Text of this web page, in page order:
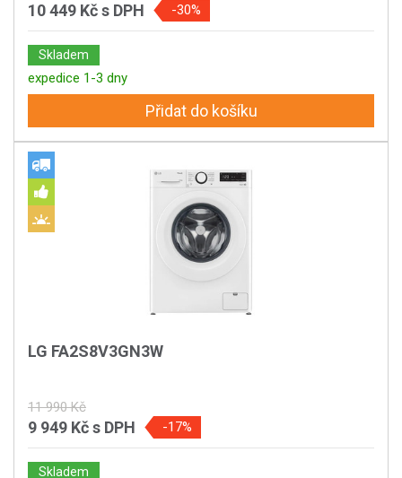
10 449 Kčs DPH -30%
Skladem
expedice 1-3 dny
Přidat do košíku
LG FA2S8V3GN3W
11 990 Kč
9 949 Kčs DPH -17%
Skladem